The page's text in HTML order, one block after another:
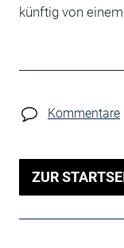
künftig von
Kommentare
ZUR